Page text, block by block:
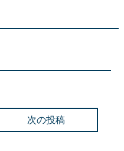
次の投稿